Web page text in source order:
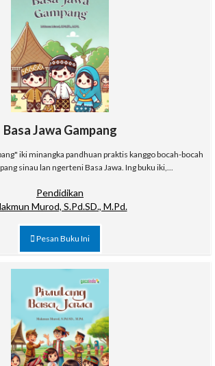
Basa Jawa Gampang
iki minangka pandhuan praktis kanggo bocah-bocah
sinau lan ngerteni Basa Jawa. Ing buku iki,...
Pendidikan
Murod, S.Pd.SD., M.Pd.
Pesan Buku Ini